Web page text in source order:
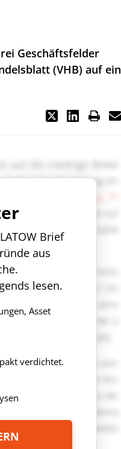
Geschäftsfelder
(VHB) auf ein
Brief
aus
lesen.
Asset
verdichtet.